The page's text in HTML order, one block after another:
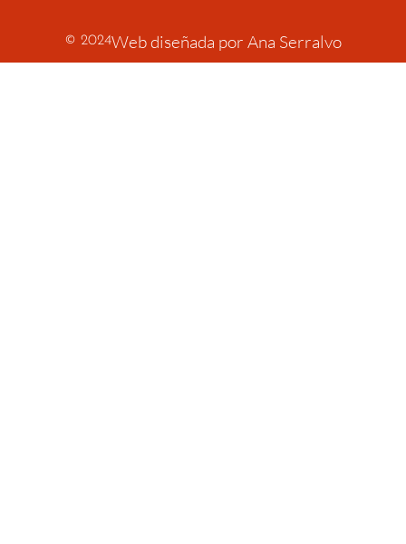
© 2024Web diseñada por Ana Serralvo